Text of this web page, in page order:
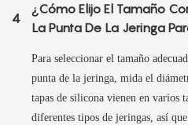
4
¿Cómo Elijo El Tamaño
La Punta De La Jeringa
Para seleccionar el tamaño
punta de la jeringa, mida el
tapas de silicona vienen en varios
diferentes tipos de jeringas, así